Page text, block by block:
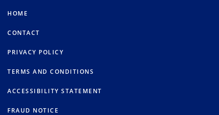
HOME
CONTACT
PRIVACY POLICY
TERMS AND CONDITIONS
ACCESSIBILITY STATEMENT
FRAUD NOTICE